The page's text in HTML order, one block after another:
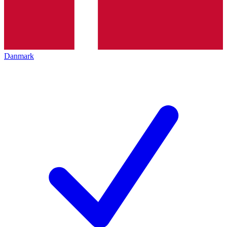
Danmark